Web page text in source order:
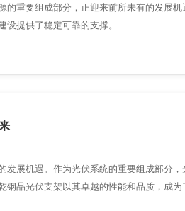
重要组成部分，正迎来前所未有的发展
提供了稳定可靠的支撑。
展机遇。作为光伏系统的重要组成部分
品光伏支架以其卓越的性能和品质，成为